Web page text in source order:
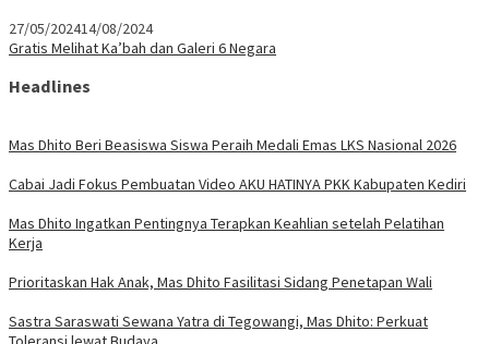
27/05/202414/08/2024
Gratis Melihat Ka’bah dan Galeri 6 Negara
Headlines
Mas Dhito Beri Beasiswa Siswa Peraih Medali Emas LKS Nasional 2026
Cabai Jadi Fokus Pembuatan Video AKU HATINYA PKK Kabupaten Kediri
Mas Dhito Ingatkan Pentingnya Terapkan Keahlian setelah Pelatihan
Kerja
Prioritaskan Hak Anak, Mas Dhito Fasilitasi Sidang Penetapan Wali
Sastra Saraswati Sewana Yatra di Tegowangi, Mas Dhito: Perkuat